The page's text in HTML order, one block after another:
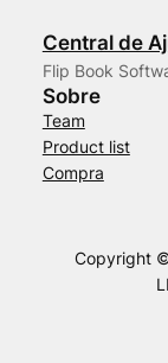
Central de
Flip Book
Sobre
Team
Product list
Compra
Copyright ©